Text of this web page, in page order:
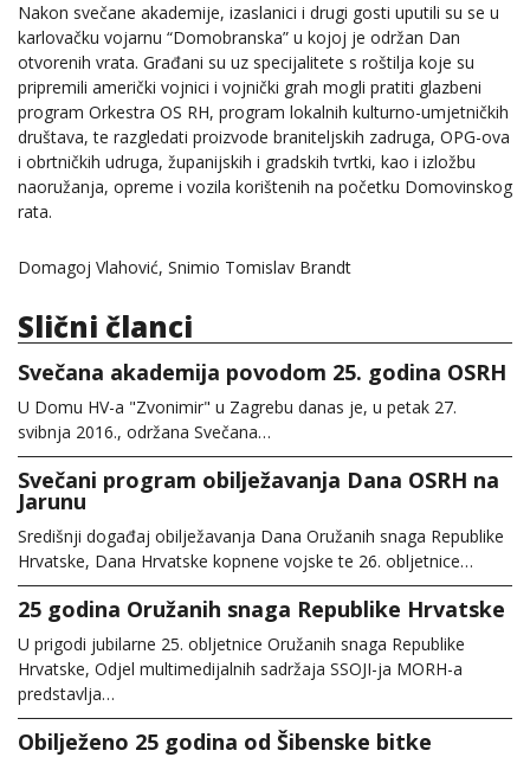
Nakon svečane akademije, izaslanici i drugi gosti uputili su se u
karlovačku vojarnu “Domobranska” u kojoj je održan Dan
otvorenih vrata. Građani su uz specijalitete s roštilja koje su
pripremili američki vojnici i vojnički grah mogli pratiti glazbeni
program Orkestra OS RH, program lokalnih kulturno-umjetničkih
društava, te razgledati proizvode braniteljskih zadruga, OPG-ova
i obrtničkih udruga, županijskih i gradskih tvrtki, kao i izložbu
naoružanja, opreme i vozila korištenih na početku Domovinskog
rata.
Domagoj Vlahović, Snimio Tomislav Brandt
Slični članci
Svečana akademija povodom 25. godina OSRH
U Domu HV-a "Zvonimir" u Zagrebu danas je, u petak 27.
svibnja 2016., održana Svečana…
Svečani program obilježavanja Dana OSRH na
Jarunu
Središnji događaj obilježavanja Dana Oružanih snaga Republike
Hrvatske, Dana Hrvatske kopnene vojske te 26. obljetnice…
25 godina Oružanih snaga Republike Hrvatske
U prigodi jubilarne 25. obljetnice Oružanih snaga Republike
Hrvatske, Odjel multimedijalnih sadržaja SSOJI-ja MORH-a
predstavlja…
Obilježeno 25 godina od Šibenske bitke